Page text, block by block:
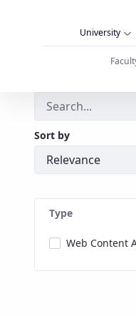
University
بوعلی سینا همدان
Sort by
Type
Web Content